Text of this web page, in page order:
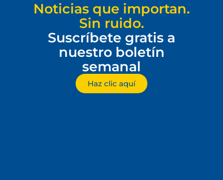
Noticias que importan.
Sin ruido.
Suscríbete gratis a
nuestro boletín
semanal
Haz clic aquí